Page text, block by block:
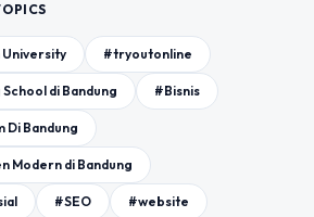
#tryoutonline
di Bandung #Bisnis
Di Bandung
Modern di Bandung
#SEO #website